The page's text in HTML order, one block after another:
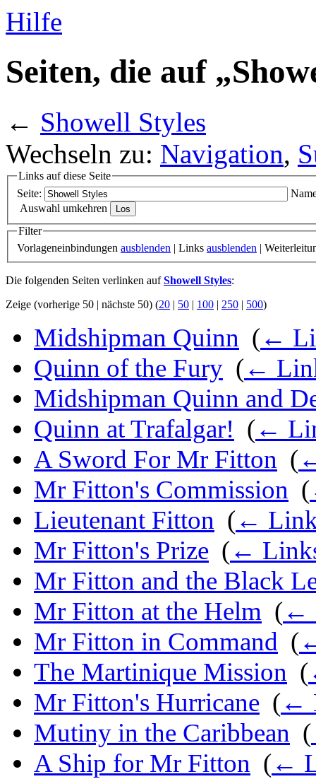
Hilfe
Seiten, die auf
← Showell Styles
Wechseln zu: Navigation,
Links auf diese Seite
Seite:
Auswahl umkehren
Filter
Vorlageneinbindungen ausblenden | Links ausblenden |
Die folgenden Seiten verlinken aufShowell Styles:
Zeige (vorherige 50 | nächste 50) (20 | 50 | 100 | 250 | 500)
Midshipman Quinn (←
Quinn of the Fury (←
Midshipman Quinn and
Quinn at Trafalgar! (←
A Sword For Mr Fitton (
Mr Fitton's Commission (
Lieutenant Fitton (←
Mr Fitton's Prize (←
Mr Fitton and the Black
Mr Fitton at the Helm (←
Mr Fitton in Command (
The Martinique Mission (
Mr Fitton's Hurricane (←
Mutiny in the Caribbean (
A Ship for Mr Fitton (←